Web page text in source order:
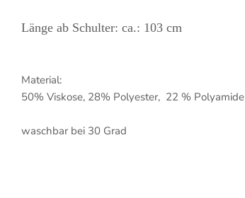
Länge ab Schulter: ca.: 103 cm
Material:
50% Viskose, 28% Polyester, 22 % Polyamide
waschbar bei 30 Grad